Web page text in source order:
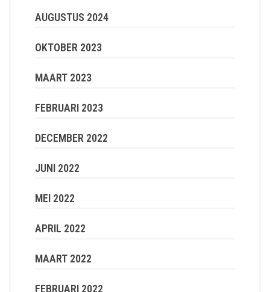
AUGUSTUS 2024
OKTOBER 2023
MAART 2023
FEBRUARI 2023
DECEMBER 2022
JUNI 2022
MEI 2022
APRIL 2022
MAART 2022
FEBRUARI 2022